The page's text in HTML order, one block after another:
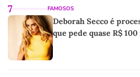
7 FAMOSOS
Deborah Secco é
que pede quase R$